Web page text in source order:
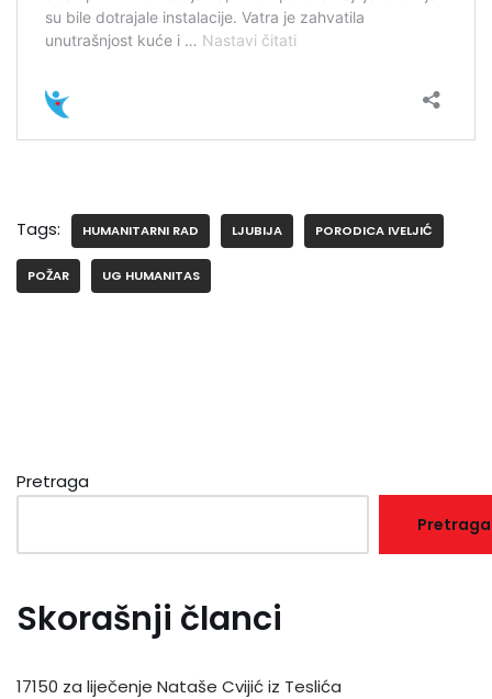
Tags: HUMANITARNI RAD LJUBIJA PORODICA IVELJIĆ
POŽAR UG HUMANITAS
Pretraga
Pretraga
Skorašnji članci
17150 za liječenje Nataše Cvijić iz Teslića